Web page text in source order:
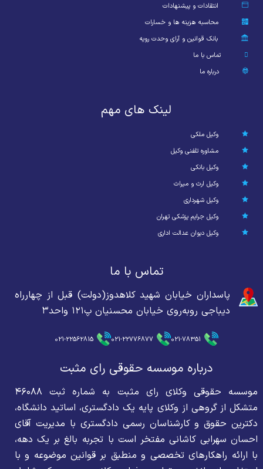
انتقادات و پیشنهادات
محاسبه هزینه ها و خسارات
بانک قوانین و آرای وحدت رویه
تماس با ما
درباره ما
لینک های مهم
وکیل ملکی
مشاوره تلفنی وکیل
وکیل بانکی
وکیل ارث و میراث
وکیل شهرداری
وکیل جرایم پزشکی تهران
وکیل دیوان عدالت اداری
تماس با ما
پاسداران خیابان شهید کلاهدوز(دولت) قبل از چهارراه
دیباجی روبه‌روی خیابان محسنیان پ۱۲۱ واحد۳
021-78351
021-22776877
021-22562815
درباره موسسه حقوقی رای مثبت
موسسه حقوقی وکلای رای مثبت به شماره ثبت ۴۶۰۸۸
متشکل از گروهی از وکلای پایه یک دادگستری، اساتید دانشگاه،
دکترین حقوق و کارشناسان رسمی دادگستری با مدیریت آقای
احسان سهرابی کاشانی مفتخر است با تجربه بالغ بر یک دهه،
با ارائه راهکارهای تخصصی و منطبق بر قوانین موضوعه و با